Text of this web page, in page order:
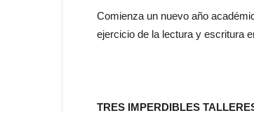
Comienza un nuevo año
ejercicio de la lectura y escritura
TRES IMPERDIBLES